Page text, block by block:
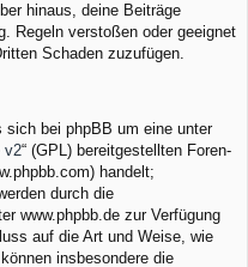
hinaus, deine Beiträge
Regeln verstoßen oder geeignet
Schaden zuzufügen.
bei phpBB um eine unter
v2“ (GPL) bereitgestellten Foren-
handelt;
durch die
www.phpbb.de zur Verfügung
auf die Art und Weise, wie
insbesondere die